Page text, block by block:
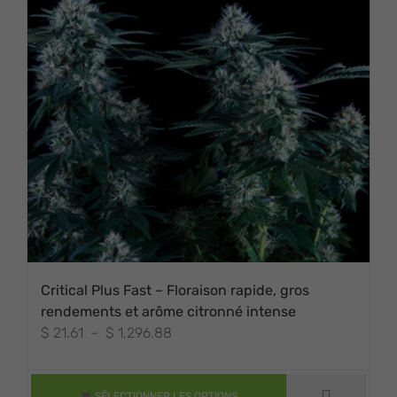
Critical Plus Fast – Floraison rapide, gros
rendements et arôme citronné intense
$ 21.61 – $ 1,296.88
prix :
CE PRODUIT A
VARIATIONS. LES